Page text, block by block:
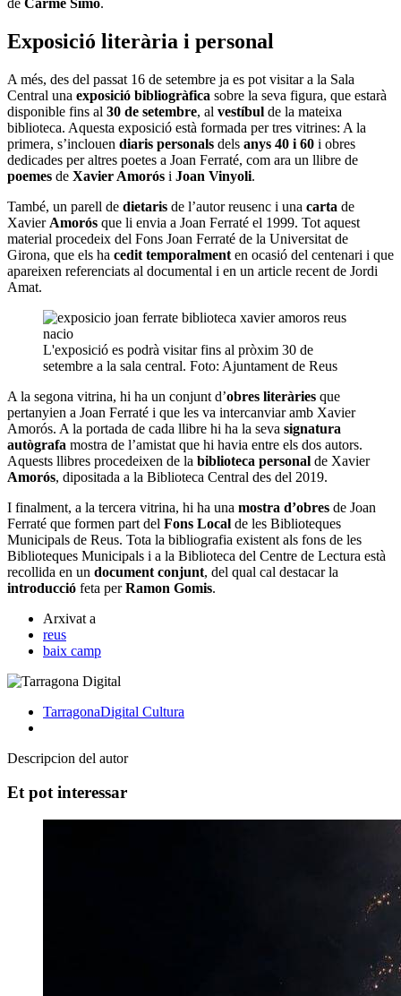
Exposició literària i personal
A més, des del passat 16 de setembre ja es pot visitar a la Sala
Central una exposició bibliogràfica sobre la seva figura, que estarà
disponible fins al 30 de setembre, al vestíbul de la mateixa
biblioteca. Aquesta exposició està formada per tres vitrines: A la
primera, s’inclouen diaris personals dels anys 40 i 60 i obres
dedicades per altres poetes a Joan Ferraté, com ara un llibre de
poemes de Xavier Amorós i Joan Vinyoli.
També, un parell de dietaris de l’autor reusenc i una carta de
Xavier Amorós que li envia a Joan Ferraté el 1999. Tot aquest
material procedeix del Fons Joan Ferraté de la Universitat de
Girona, que els ha cedit temporalment en ocasió del centenari i que
apareixen referenciats al documental i en un article recent de Jordi
Amat.
L'exposició es podrà visitar fins al pròxim 30 de
setembre a la sala central. Foto: Ajuntament de Reus
A la segona vitrina, hi ha un conjunt d’obres literàries que
pertanyien a Joan Ferraté i que les va intercanviar amb Xavier
Amorós. A la portada de cada llibre hi ha la seva signatura
autògrafa mostra de l’amistat que hi havia entre els dos autors.
Aquests llibres procedeixen de la biblioteca personal de Xavier
Amorós, dipositada a la Biblioteca Central des del 2019.
I finalment, a la tercera vitrina, hi ha una mostra d’obres de Joan
Ferraté que formen part del Fons Local de les Biblioteques
Municipals de Reus. Tota la bibliografia existent als fons de les
Biblioteques Municipals i a la Biblioteca del Centre de Lectura està
recollida en un document conjunt, del qual cal destacar la
introducció feta perRamon Gomis.
Arxivat a
reus
baix camp
TarragonaDigital Cultura
Descripcion del autor
Et pot interessar